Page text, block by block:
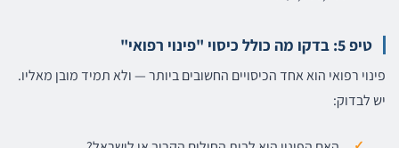
טיפ 5: בדקו מה כולל כיסוי "פינוי רפואי"
פינוי רפואי הוא אחד הכיסויים החשובים ביותר — ולא תמיד מובן מאליו.
יש לבדוק: